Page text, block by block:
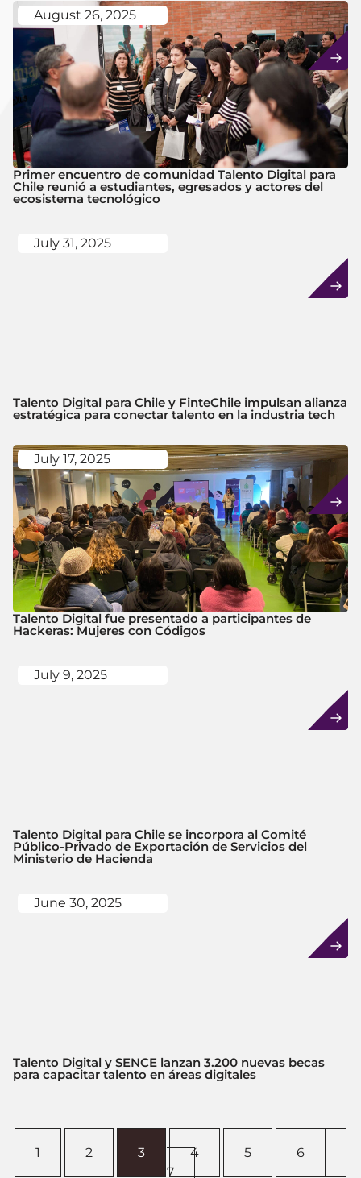
August 26, 2025
Primer encuentro de comunidad Talento Digital para
Chile reunió a estudiantes, egresados y actores del
ecosistema tecnológico
July 31, 2025
Talento Digital para Chile y FinteChile impulsan alianza
estratégica para conectar talento en la industria tech
July 17, 2025
Talento Digital fue presentado a participantes de
Hackeras: Mujeres con Códigos
July 9, 2025
Talento Digital para Chile se incorpora al Comité
Público-Privado de Exportación de Servicios del
Ministerio de Hacienda
June 30, 2025
Talento Digital y SENCE lanzan 3.200 nuevas becas
para capacitar talento en áreas digitales
1 2 3 4 5
6
7